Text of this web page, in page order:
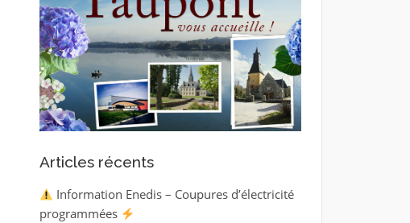
Articles récents
Information Enedis – Coupures d’électricité
programmées